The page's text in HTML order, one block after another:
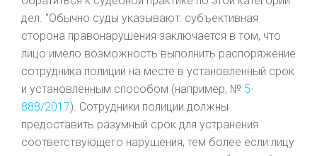
дел. "Обычно суды указывают: субъективная
сторона правонарушения заключается в том, что
лицо имело возможность выполнить распоряжение
сотрудника полиции на месте в установленный срок
и установленным способом (например, № 5-
888/2017). Сотрудники полиции должны
предоставить разумный срок для устранения
соответствующего нарушения, тем более если лицу